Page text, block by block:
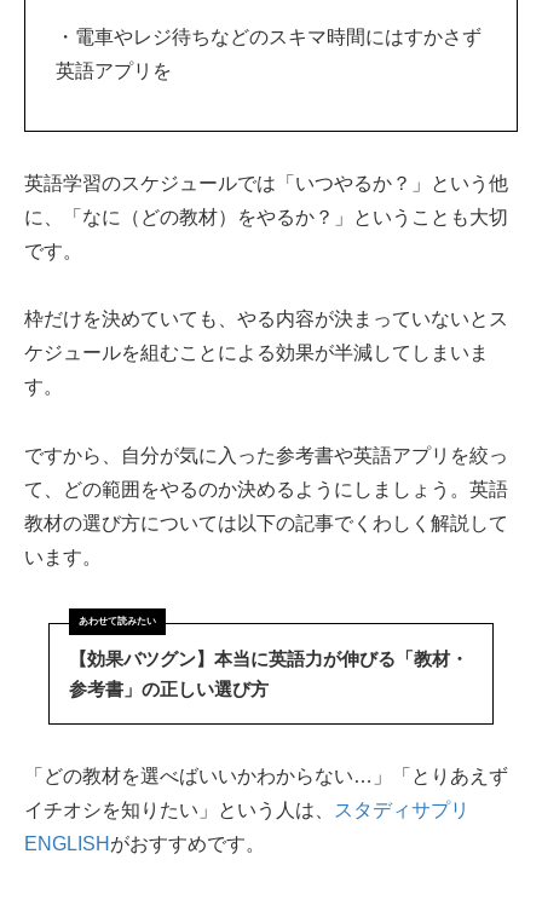
・電車やレジ待ちなどのスキマ時間にはすかさず
英語アプリを
英語学習のスケジュールでは「いつやるか？」という他
に、「なに（どの教材）をやるか？」ということも大切
です。
枠だけを決めていても、やる内容が決まっていないとス
ケジュールを組むことによる効果が半減してしまいま
す。
ですから、自分が気に入った参考書や英語アプリを絞っ
て、どの範囲をやるのか決めるようにしましょう。英語
教材の選び方については以下の記事でくわしく解説して
います。
【効果バツグン】本当に英語力が伸びる「教材・
参考書」の正しい選び方
「どの教材を選べばいいかわからない…」「とりあえず
イチオシを知りたい」という人は、
スタディサプリ
ENGLISH がおすすめです。